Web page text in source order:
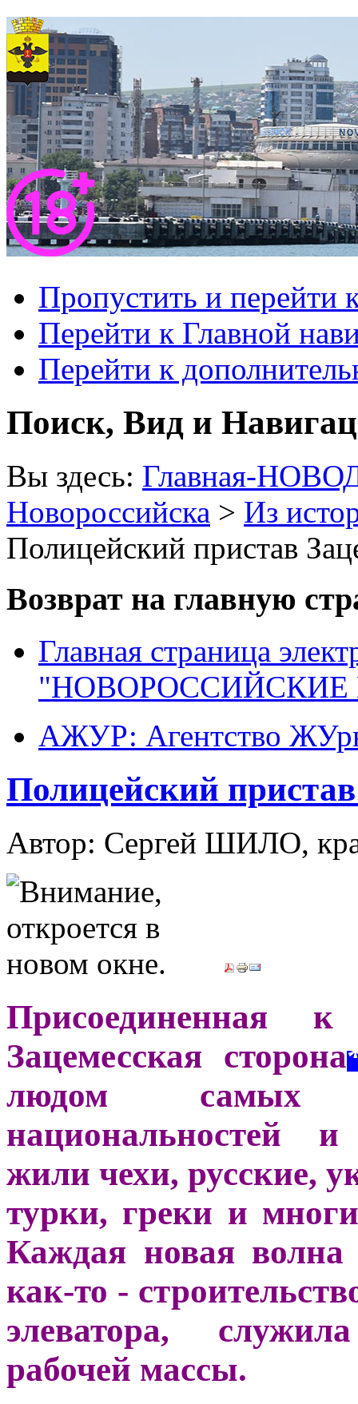
Пропустить и перейти
Перейти к Главной
Перейти к
Поиск, Вид и
Вы здесь: Главная-
Новороссийска > Из
Полицейский пристав
Возврат на главную
Главная страница
"НОВОРОССИЙСКИЕ
АЖУР: Агентство
Полицейский
Автор: Сергей ШИЛО,
Присоединенная
Зацемесская сторона
людом самых
национальностей и
жили чехи, русские,
турки, греки и
Каждая новая
как-то -
элеватора,
рабочей массы.